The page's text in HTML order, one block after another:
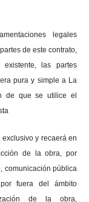
legales
de este contrato,
las partes
pura y simple a La
de que se utilice el
y recaerá en
de la obra, por
comunicación pública
fuera del ámbito
de la obra,